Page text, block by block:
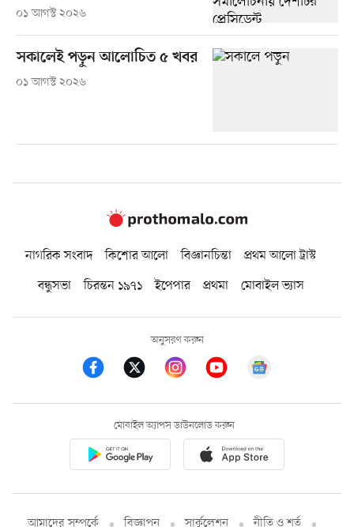
০১ আগস্ট ২০২৬
সকালেই পড়ুন আলোচিত ৫ খবর
০১ আগস্ট ২০২৬
নাগরিক সংবাদ কিশোর আলো বিজ্ঞানচিন্তা
প্রথম আলো ট্রাস্ট
বন্ধুসভা
চিরন্তন ১৯৭১ ইপেপার প্রথমা মোবাইল ভ্যাস
অনুসরণ করুন
মোবাইল অ্যাপস ডাউনলোড করুন
আমাদের সম্পর্কে বিজ্ঞাপন সার্কুলেশন নীতি ও শর্ত